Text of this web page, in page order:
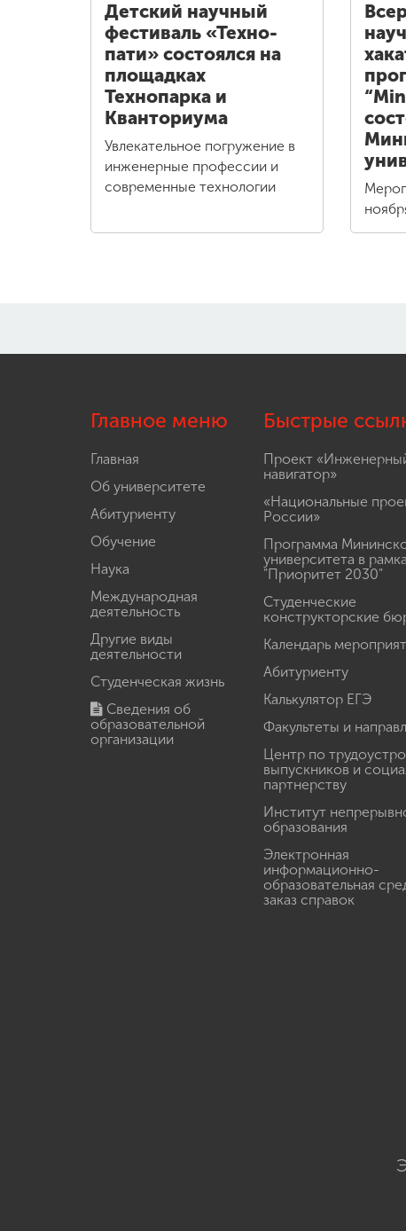
Детский научный
фестиваль «Техно-
пати» состоялся на
площадках
Технопарка и
Кванториума
Увлекательное погружение в
инженерные профессии и
современные технологии
Главное меню
Главная
Об университете
Абитуриенту
Обучение
Наука
Международная
деятельность
Другие виды
деятельности
Студенческая жизнь
Сведения об
образовательной
организации
Быстрые
Проект
навигатор»
«Национальные
России»
Программа
университета в
"Приоритет 2030"
Студенческие
конструкторские
Календарь
Абитуриенту
Калькулятор ЕГЭ
Факультеты и
Центр по
выпускников и
партнерству
Институт
образования
Электронная
информационно-
образовательная
заказ справок